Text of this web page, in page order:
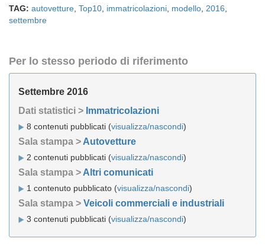
TAG: autovetture Top10 immatricolazioni modello 2016
settembre
Per lo stesso periodo di riferimento
Settembre 2016
Dati statistici > Immatricolazioni
8 contenuti pubblicati (visualizza/nascondi)
Sala stampa > Autovetture
2 contenuti pubblicati (visualizza/nascondi)
Sala stampa > Altri comunicati
1 contenuto pubblicato (visualizza/nascondi)
Sala stampa > Veicoli commerciali e industriali
3 contenuti pubblicati (visualizza/nascondi)